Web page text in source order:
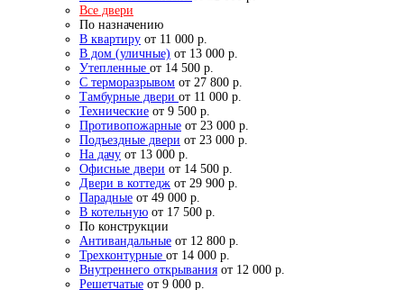
Все двери
По назначению
В квартиру от 11 000 р.
В дом (уличные) от 13 000 р.
Утепленные от 14 500 р.
С терморазрывом от 27 800 р.
Тамбурные двери от 11 000 р.
Технические от 9 500 р.
Противопожарные от 23 000 р.
Подъездные двери от 23 000 р.
На дачу от 13 000 р.
Офисные двери от 14 500 р.
Двери в коттедж от 29 900 р.
Парадные от 49 000 р.
В котельную от 17 500 р.
По конструкции
Антивандальные от 12 800 р.
Трехконтурные от 14 000 р.
Внутреннего открывания от 12 000 р.
Решетчатые от 9 000 р.